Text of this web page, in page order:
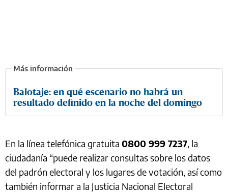
Balotaje: en qué escenario no habrá un
resultado definido en la noche del domingo
En la línea telefónica gratuita 0800 999 7237, la
ciudadanía “puede realizar consultas sobre los datos
del padrón electoral y los lugares de votación, así como
también informar a la Justicia Nacional Electoral